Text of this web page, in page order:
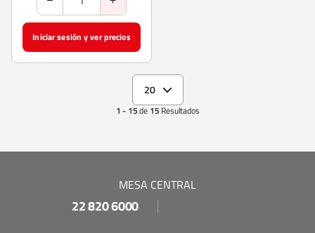
Iniciar sesión y ver precios
1 - 15de 15 Resultados
20
MESA CENTRAL
22 820 6000